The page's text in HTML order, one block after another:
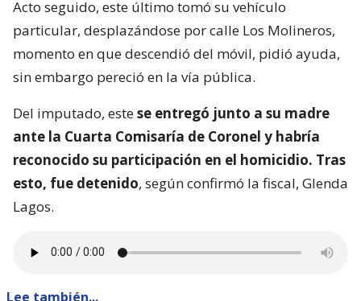
Acto seguido, este último tomó su vehículo
particular, desplazándose por calle Los Molineros,
momento en que descendió del móvil, pidió ayuda,
sin embargo pereció en la vía pública.
Del imputado, estese entregó junto a su madre
ante la Cuarta Comisaría de Coronel y habría
reconocido su participación en el homicidio. Tras
esto, fue detenido, según confirmó la fiscal, Glenda
Lagos.
Lee también...